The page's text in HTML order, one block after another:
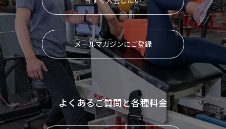
メールマガジンにご登録
よくあるご質問と各種料金